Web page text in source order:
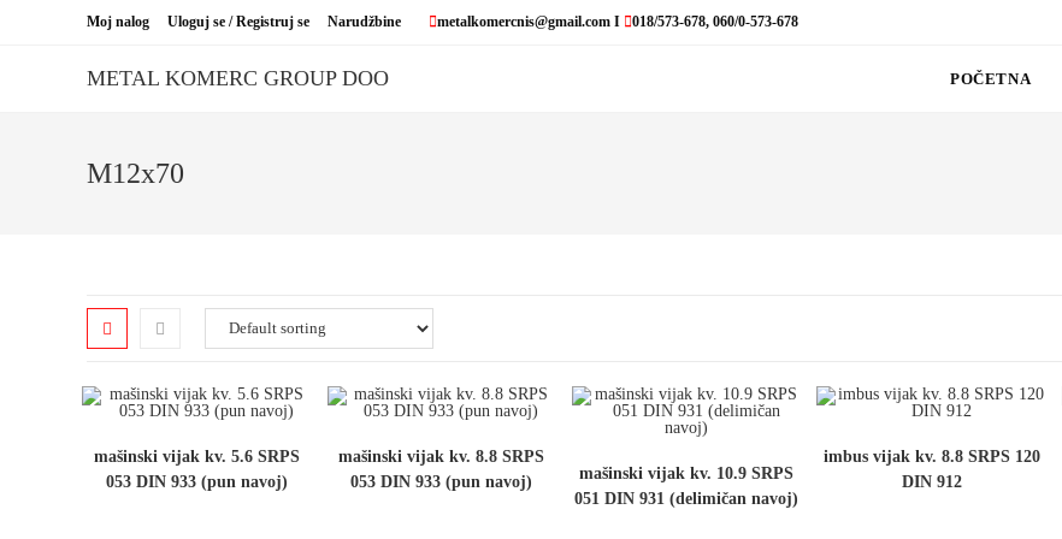
Moj nalog Uloguj se / Registruj se Narudžbine metalkomercnis@gmail.com I 018/573-678, 060/0-573-678
METAL KOMERC GROUP DOO POČETNA
M12x70
mašinski vijak kv. 5.6 SRPS
053 DIN 933 (pun navoj)
mašinski vijak kv. 8.8 SRPS
053 DIN 933 (pun navoj)
mašinski vijak kv. 10.9 SRPS
051 DIN 931 (delimičan navoj)
imbus vijak kv. 8.8 SRPS 120
DIN 912